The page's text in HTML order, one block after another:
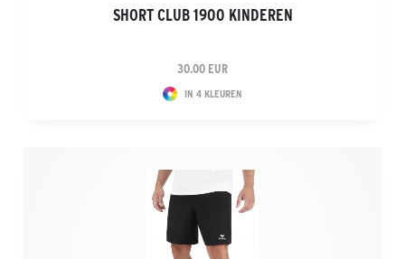
SHORT CLUB 1900 KINDEREN
30.00 EUR
IN 4 KLEUREN